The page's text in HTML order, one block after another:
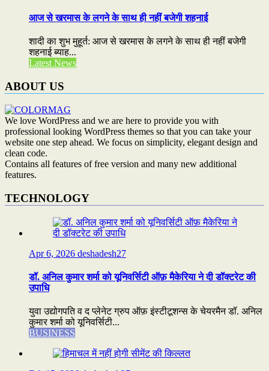
आज से खरमास के लगने के साथ ही नहीं बजेगी शहनाई
शादी का शुभ मुहूर्त: आज से खरमास के लगने के साथ ही नहीं बजेगी
शहनाई ब्याह...
Latest News
ABOUT US
We love WordPress and we are here to provide you with
professional looking WordPress themes so that you can take your
website one step ahead. We focus on simplicity, elegant design and
clean code.
Contains all features of free version and many new additional
features.
TECHNOLOGY
Apr 6, 2026 deshadesh27
डॉ. अनिल कुमार शर्मा को यूनिवर्सिटी ऑफ़ मैकेरिया ने दी डॉक्टरेट की
उपाधि
युवा उद्योगपति व द प्लेनेट ग्रुप ऑफ़ इंस्टीटूशन्स के चेयरमैन डॉ. अनिल
कुमार शर्मा को यूनिवर्सिटी...
BUSINESS